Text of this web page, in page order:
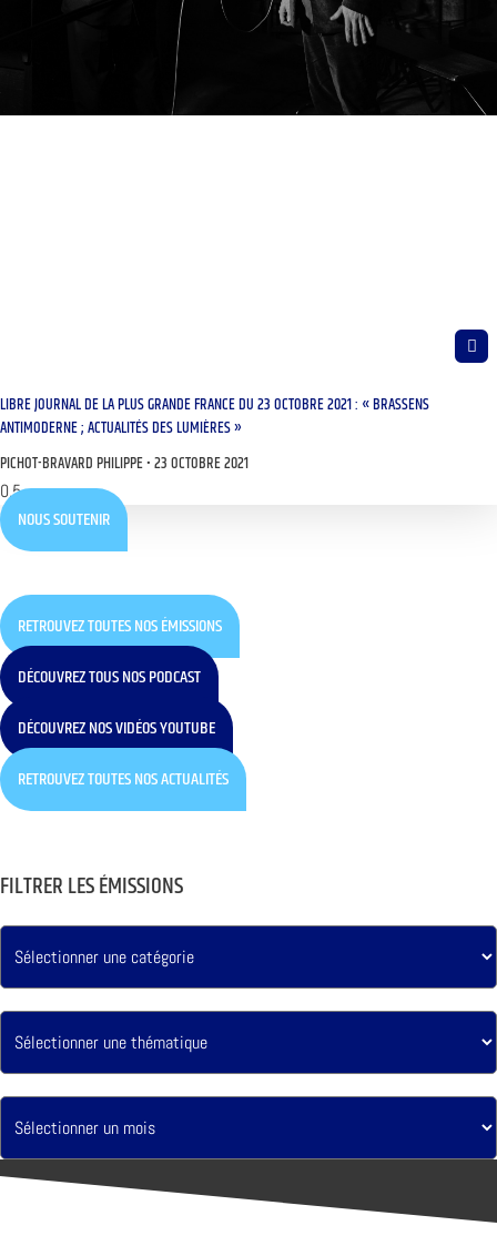
LIBRE JOURNAL DE LA PLUS GRANDE FRANCE DU 23 OCTOBRE 2021 : « BRASSENS
ANTIMODERNE ; ACTUALITÉS DES LUMIÈRES »
PICHOT-BRAVARD PHILIPPE 23 OCTOBRE 2021
NOUS SOUTENIR
RETROUVEZ TOUTES NOS ÉMISSIONS
DÉCOUVREZ TOUS NOS PODCAST
DÉCOUVREZ NOS VIDÉOS YOUTUBE
RETROUVEZ TOUTES NOS ACTUALITÉS
FILTRER LES ÉMISSIONS